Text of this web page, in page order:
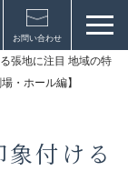
お問い合わせ
張地に注目 地域の特
・ホール編】
付ける